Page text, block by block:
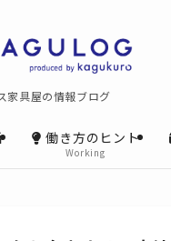
家具屋の情報ブログ
働き方のヒント
Working